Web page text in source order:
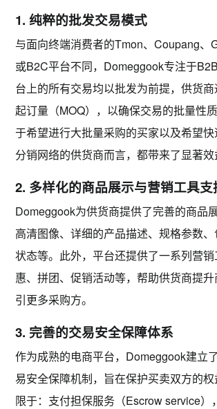
1. 纯粹的批发交易模式
与面向终端消费者的Tmon、Coupang、
或B2C平台不同，Domeggook专注于
台上的所有交易均以批发为前提，供货
起订量（MOQ），以确保交易的批量性
于希望进行大批量采购的买家以及希望
分销网络的供货商而言，都带来了显著效
2. 多样化的商品展示与营销工具支
Domeggook为供货商提供了完善的商品
高清图像、详细的产品描述、规格参数
状态等。此外，平台还提供了一系列营
惠、拼团、促销活动等，帮助供货商提
引更多采购方。
3. 完善的交易安全保障体系
作为成熟的电商平台，Domeggook建立
易安全保障机制，旨在保护买卖双方的
限于： 支付担保服务 （Escrow service